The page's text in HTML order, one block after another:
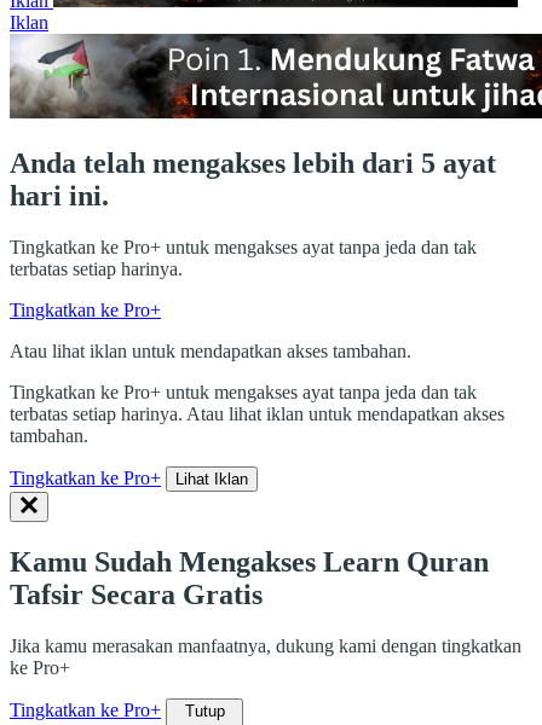
Iklan
Anda telah mengakses lebih dari 5 ayat
hari ini.
Tingkatkan ke Pro+ untuk mengakses ayat tanpa jeda dan tak
terbatas setiap harinya.
Tingkatkan ke Pro+
Atau lihat iklan untuk mendapatkan akses tambahan.
Tingkatkan ke Pro+ untuk mengakses ayat tanpa jeda dan tak
terbatas setiap harinya. Atau lihat iklan untuk mendapatkan akses
tambahan.
Tingkatkan ke Pro+ Lihat Iklan
Kamu Sudah Mengakses Learn Quran
Tafsir Secara Gratis
Jika kamu merasakan manfaatnya, dukung kami dengan tingkatkan
ke Pro+
Tingkatkan ke Pro+ Tutup